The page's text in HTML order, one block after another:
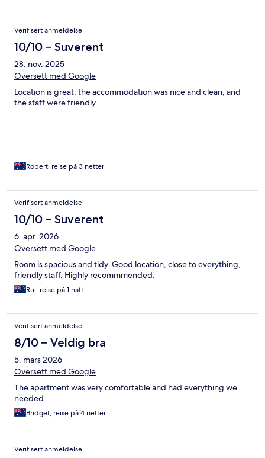
Verifisert anmeldelse
10/10 – Suverent
28. nov. 2025
Oversett med Google
Location is great, the accommodation was nice and clean, and
the staff were friendly.
Robert, reise på 3 netter
Verifisert anmeldelse
10/10 – Suverent
6. apr. 2026
Oversett med Google
Room is spacious and tidy. Good location, close to everything,
friendly staff. Highly recommmended.
Rui, reise på 1 natt
Verifisert anmeldelse
8/10 – Veldig bra
5. mars 2026
Oversett med Google
The apartment was very comfortable and had everything we
needed
Bridget, reise på 4 netter
Verifisert anmeldelse